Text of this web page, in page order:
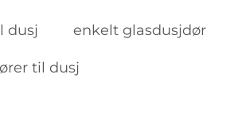
dusj enkelt glasdusjdør
til dusj